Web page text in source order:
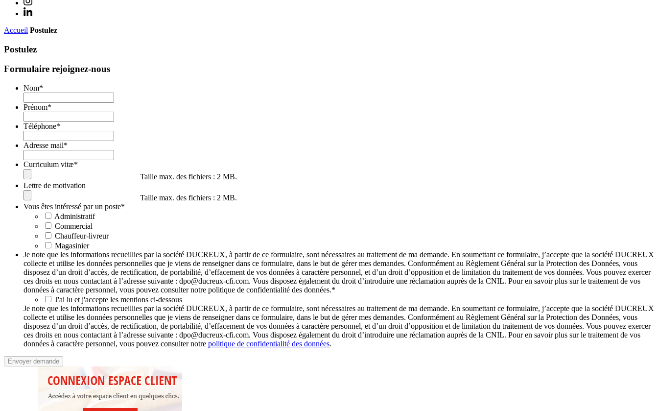
Accueil Postulez
Postulez
Formulaire rejoignez-nous
Nom*
Prénom*
Téléphone*
Adresse mail*
Curriculum vitæ*
Taille max. des fichiers : 2 MB.
Lettre de motivation
Taille max. des fichiers : 2 MB.
Vous êtes intéressé par un poste*
Administratif
Commercial
Chauffeur-livreur
Magasinier
Je note que les informations recueillies par la société DUCREUX, à partir de ce formulaire, sont nécessaires au traitement de ma demande. En soumettant ce formulaire, j’accepte que la société DUCREUX
collecte et utilise les données personnelles que je viens de renseigner dans ce formulaire, dans le but de gérer mes demandes. Conformément au Règlement Général sur la Protection des Données, vous
disposez d’un droit d’accès, de rectification, de portabilité, d’effacement de vos données à caractère personnel, et d’un droit d’opposition et de limitation du traitement de vos données. Vous pouvez exercer
ces droits en nous contactant à l’adresse suivante : dpo@ducreux-cfi.com. Vous disposez également du droit d’introduire une réclamation auprès de la CNIL. Pour en savoir plus sur le traitement de vos
données à caractère personnel, vous pouvez consulter notre politique de confidentialité des données.*
J'ai lu et j'accepte les mentions ci-dessous
Je note que les informations recueillies par la société DUCREUX, à partir de ce formulaire, sont nécessaires au traitement de ma demande. En soumettant ce formulaire, j’accepte que la société DUCREUX
collecte et utilise les données personnelles que je viens de renseigner dans ce formulaire, dans le but de gérer mes demandes. Conformément au Règlement Général sur la Protection des Données, vous
disposez d’un droit d’accès, de rectification, de portabilité, d’effacement de vos données à caractère personnel, et d’un droit d’opposition et de limitation du traitement de vos données. Vous pouvez exercer
ces droits en nous contactant à l’adresse suivante : dpo@ducreux-cfi.com. Vous disposez également du droit d’introduire une réclamation auprès de la CNIL. Pour en savoir plus sur le traitement de vos
données à caractère personnel, vous pouvez consulter notre politique de confidentialité des données.